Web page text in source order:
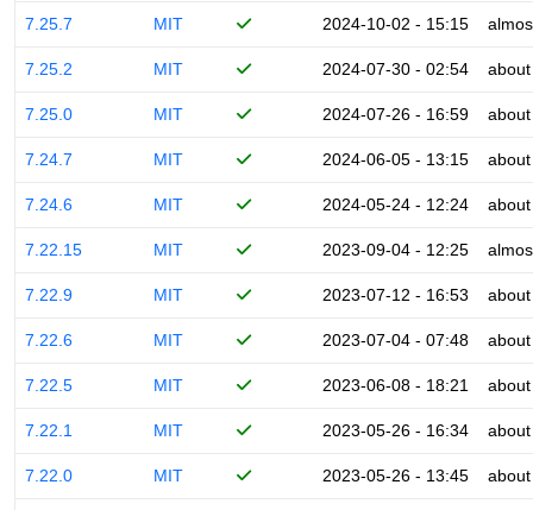
7.25.7 MIT 2024-10-02 - 15:15
7.25.2 MIT 2024-07-30 - 02:54
7.25.0 MIT 2024-07-26 - 16:59
7.24.7 MIT 2024-06-05 - 13:15
7.24.6 MIT 2024-05-24 - 12:24
7.22.15 MIT 2023-09-04 - 12:25
7.22.9 MIT 2023-07-12 - 16:53
7.22.6 MIT 2023-07-04 - 07:48
7.22.5 MIT 2023-06-08 - 18:21
7.22.1 MIT 2023-05-26 - 16:34
7.22.0 MIT 2023-05-26 - 13:45